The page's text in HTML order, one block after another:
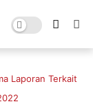
Laporan Terkait